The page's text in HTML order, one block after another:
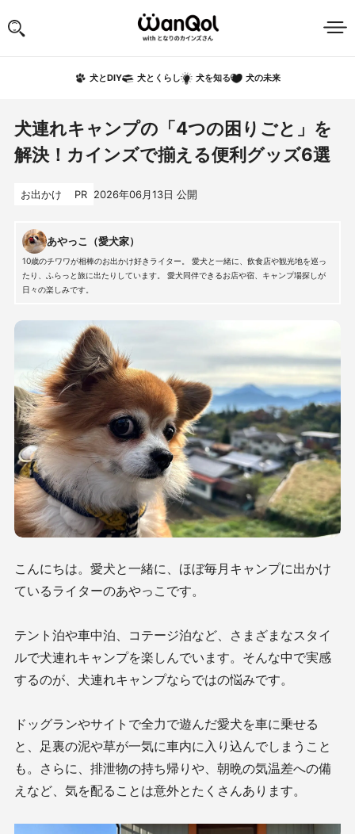
犬とDIY 犬とくらし 犬を知る 犬の未来
犬連れキャンプの「4つの困りごと」を
解決！カインズで揃える便利グッズ6選
お出かけ PR 2026年06月13日 公開
あやっこ（愛犬家）
10歳のチワワが相棒のお出かけ好きライター。 愛犬と一緒に、飲食店や観光地を巡っ
たり、ふらっと旅に出たりしています。 愛犬同伴できるお店や宿、キャンプ場探しが
日々の楽しみです。
こんにちは。愛犬と一緒に、ほぼ毎月キャンプに出かけ
ているライターのあやっこです。
テント泊や車中泊、コテージ泊など、さまざまなスタイ
ルで犬連れキャンプを楽しんでいます。そんな中で実感
するのが、犬連れキャンプならではの悩みです。
ドッグランやサイトで全力で遊んだ愛犬を車に乗せる
と、足裏の泥や草が一気に車内に入り込んでしまうこと
も。さらに、排泄物の持ち帰りや、朝晩の気温差への備
えなど、気を配ることは意外とたくさんあります。